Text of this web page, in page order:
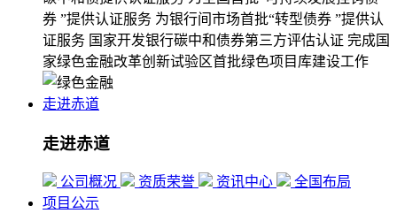
券 ”提供认证服务 为银行间市场首批“转型债券 ”提供认
证服务 国家开发银行碳中和债券第三方评估认证 完成国
家绿色金融改革创新试验区首批绿色项目库建设工作
走进赤道
走进赤道
公司概况 资质荣誉 资讯中心
全国布局
项目公示